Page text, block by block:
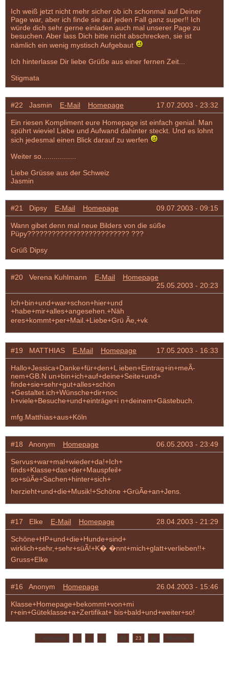
Ich weiß jetzt nicht mehr sicher ob ich schonmal auf Deiner
Page war, aber ich finde sie auf jeden Fall ganz super!! Ich
würde dich sehr gerne einladen auch mal unserer Page zu
besuchen. Aber lass Dich bitte nicht abschrecken, sie ist
nämlich ein wenig mystisch Aufgebaut
Ich hinterlasse Dir liebe Grüße aus einer fernen Zeit...
Stigmata
#22 Jasmin E-Mail Homepage 17.07.2003 - 23:32
Ein riesen Kompliment eure Homepage ist einfach genial. Man
spührt wieviel Liebe und Aufwand dahinter steckt. Und es lohnt
sich jedesmal einen Blick darauf zu werfen
Weiter so.................
Liebe Grüsse aus der Schweiz
Jasmin
#21 Dipsy E-Mail Homepage 09.07.2003 - 09:15
Wann gibet denn mal neue Bilders von die süße
Püpy????????????????????????? ???
Grüß Dipsy
#20 Verena Kuhlmann E-Mail
Homepage
25.05.2003 - 20:23
Ich+bin+und+war+schon+hier+und
+habe+mir+alles+angesehen.+Näh
eres+kommt+per+Mail.+Liebe+Grü Ãe,+vk
#19 MATTHIAS E-Mail Homepage 17.05.2003 - 16:33
Hallo+Jessica+Danke+für+den+L ieben+Eintrag+in+meÃ­
nem+GB.N un+bin+ich+auf+deine+Seite+und+
finde+sie+sehr+gut+alles+schön
+Gestaltet.ich+Wünsche+dir+noc
h+viele+Besuche+und+einträge+i n+deinem+Gästebuch.
mfg.Matthias+aus+Köln
#18 Anonym Homepage 06.05.2003 - 23:49
Servus+war+mal+wieder+da!+Ich+
finds+Klasse+das+der+Mauspfeil+
so+süÃe+Sachen+hinter+sich+
herzieht+und+die+Musik!+Schöne +GrüÃe+an+Jens.
#17 Elke E-Mail Homepage 28.04.2003 - 21:29
Schöne+HP+und+die+Hunde+sind+
wirklich+sehr,+sehr+süÃ!+K� �nnt+mich+glatt+verlieben!!+
Gruss+Elke
#16 Anonym Homepage 26.04.2003 - 15:46
Klasse+Homepage+bekommt+von+mi
r+ein+Güteklasse+a+Zertifikat+ bis+bald+und+weiter+so!
« Vorherige 1 2 3 22 23 24 Nächste »